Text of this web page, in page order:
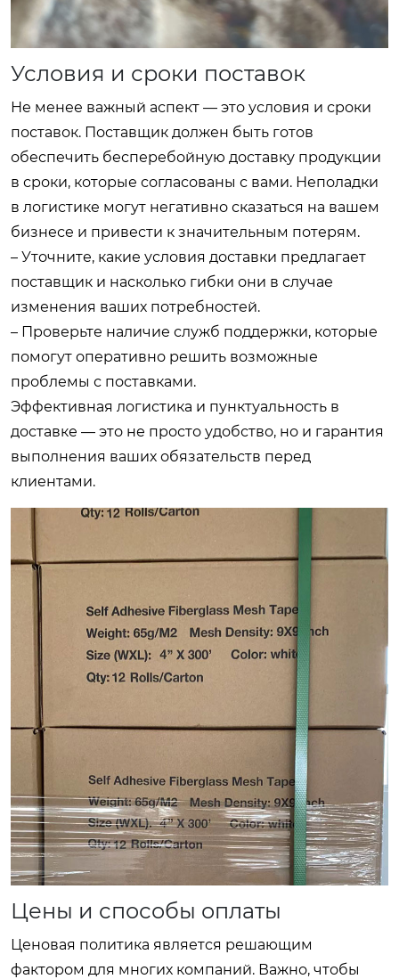
Условия и сроки поставок
Не менее важный аспект — это условия и сроки
поставок. Поставщик должен быть готов
обеспечить бесперебойную доставку продукции
в сроки, которые согласованы с вами. Неполадки
в логистике могут негативно сказаться на вашем
бизнесе и привести к значительным потерям.
– Уточните, какие условия доставки предлагает
поставщик и насколько гибки они в случае
изменения ваших потребностей.
– Проверьте наличие служб поддержки, которые
помогут оперативно решить возможные
проблемы с поставками.
Эффективная логистика и пунктуальность в
доставке — это не просто удобство, но и гарантия
выполнения ваших обязательств перед
клиентами.
Цены и способы оплаты
Ценовая политика является решающим
фактором для многих компаний. Важно, чтобы